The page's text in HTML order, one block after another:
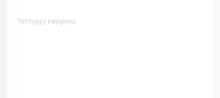
жоопкерчиликтүн бир тенденция гана эмес, бирок
Топтуруу көрүнүш